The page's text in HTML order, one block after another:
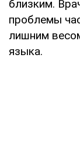
близким.
проблемы
лишним
языка.